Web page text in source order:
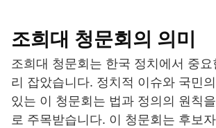
조희대 청문회의 의미
조희대 청문회는 한국 정치에서 중
리 잡았습니다. 정치적 이슈와 국민
있는 이 청문회는 법과 정의의 원칙
로 주목받습니다. 이 청문회는 후보